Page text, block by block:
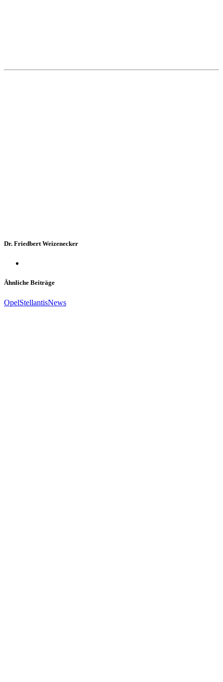
Dr. Friedbert Weizenecker
Ähnliche Beiträge
OpelStellantisNews